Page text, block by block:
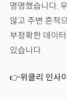
명명했습니다.
않고 주변 흔적
부정확한 데이
있습니다.
👉위클리 인사